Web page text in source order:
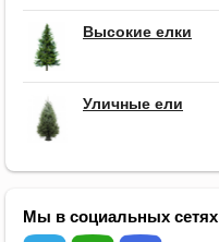
Высокие елки
Уличные ели
Мы в социальных сетях